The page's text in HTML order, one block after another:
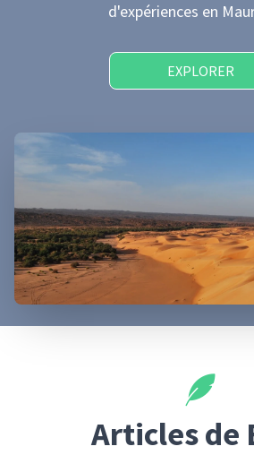
d'expériences en
EXPLORER
Articles de